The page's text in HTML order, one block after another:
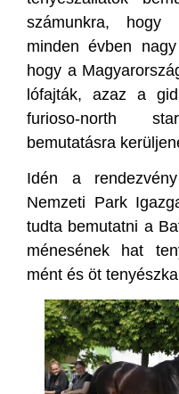
számunkra, hogy
minden évben
hogy a
lófajták, azaz a
furioso-north
bemutatásra
Idén a
Nemzeti Park
tudta bemutatni a
ménesének hat
mént és öt